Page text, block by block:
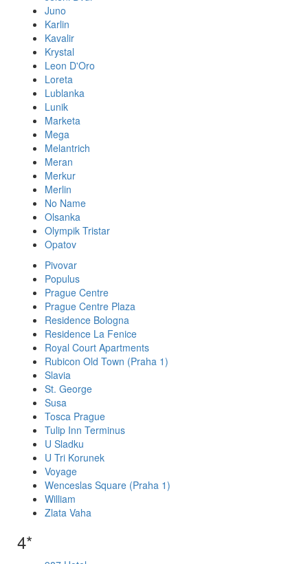
Juno
Karlin
Kavalir
Krystal
Leon D'Oro
Loreta
Lublanka
Lunik
Marketa
Mega
Melantrich
Meran
Merkur
Merlin
No Name
Olsanka
Olympik Tristar
Opatov
Pivovar
Populus
Prague Centre
Prague Centre Plaza
Residence Bologna
Residence La Fenice
Royal Court Apartments
Rubicon Old Town (Praha 1)
Slavia
St. George
Susa
Tosca Prague
Tulip Inn Terminus
U Sladku
U Tri Korunek
Voyage
Wenceslas Square (Praha 1)
William
Zlata Vaha
4*